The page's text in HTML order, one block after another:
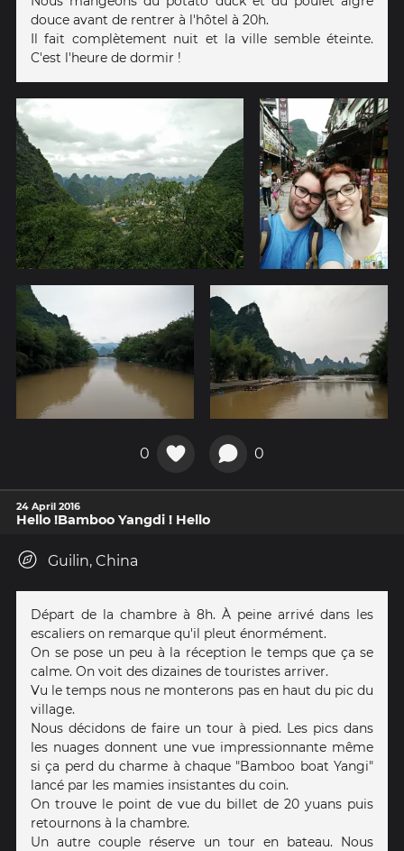
douce avant de rentrer à l'hôtel à 20h.
Il fait complètement nuit et la ville semble éteinte.
C'est l'heure de dormir !
0 0
24 April 2016
Hello !Bamboo Yangdi ! Hello
Guilin, China
Départ de la chambre à 8h. À peine arrivé dans les
escaliers on remarque qu'il pleut énormément.
On se pose un peu à la réception le temps que ça se
calme. On voit des dizaines de touristes arriver.
Vu le temps nous ne monterons pas en haut du pic du
village.
Nous décidons de faire un tour à pied. Les pics dans
les nuages donnent une vue impressionnante même
si ça perd du charme à chaque "Bamboo boat Yangi"
lancé par les mamies insistantes du coin.
On trouve le point de vue du billet de 20 yuans puis
retournons à la chambre.
Un autre couple réserve un tour en bateau. Nous